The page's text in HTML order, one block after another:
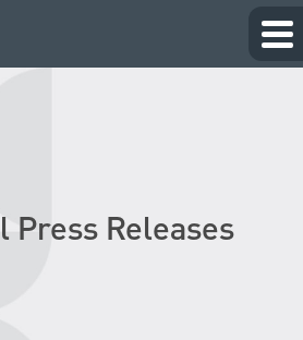
Press Releases